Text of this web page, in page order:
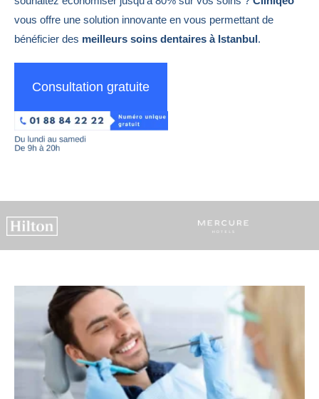
vous offre une solution innovante en vous permettant de
bénéficier des meilleurs soins dentaires à Istanbul.
Consultation gratuite